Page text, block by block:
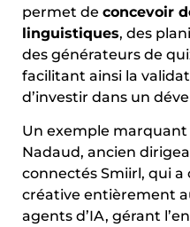
permet de concevoir
linguistiques, des
des générateurs de
facilitant ainsi la
d’investir dans un
Un exemple
Nadaud, ancien
connectés Smiirl, qui a
créative entièrement
agents d’IA, gérant